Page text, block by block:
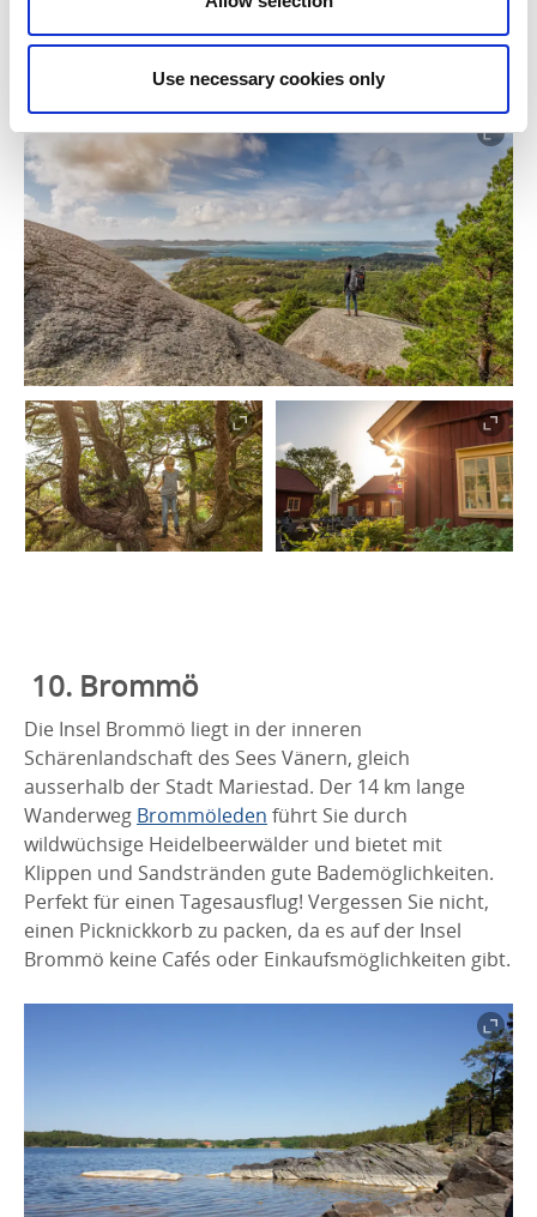
Use necessary cookies only
Gönnen Sie sich beiSundsby Säterieine Pause für ein
Mittagessen oder eine schwedische Fika.
10. Brommö
Die Insel Brommö liegt in der inneren
Schärenlandschaft des Sees Vänern, gleich
ausserhalb der Stadt Mariestad. Der 14 km lange
Wanderweg Brommöleden führt Sie durch
wildwüchsige Heidelbeerwälder und bietet mit
Klippen und Sandstränden gute Bademöglichkeiten.
Perfekt für einen Tagesausflug! Vergessen Sie nicht,
einen Picknickkorb zu packen, da es auf der Insel
Brommö keine Cafés oder Einkaufsmöglichkeiten gibt.